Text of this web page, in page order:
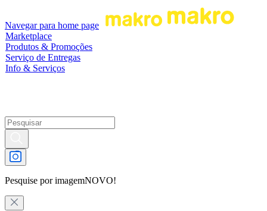
Navegar para home page
Marketplace
Produtos & Promoções
Serviço de Entregas
Info & Serviços
Pesquise por imagemNOVO!